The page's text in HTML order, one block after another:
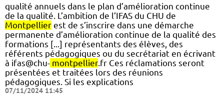
qualité annuels dans le plan d’amélioration continue
de la qualité. L’ambition de l’IFAS du CHU de
Montpellier est de s’inscrire dans une démarche
permanente d’amélioration continue de la qualité des
formations [...] représentants des élèves, des
référents pédagogiques ou du secrétariat en écrivant
à ifas@chu- montpellier.fr Ces réclamations seront
présentées et traitées lors des réunions
pédagogiques. Si les explications
07/11/2024 11:45